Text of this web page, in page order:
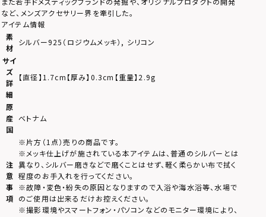
など、メンズアクセサリー界を牽引した。
アイテム情報
素
材
シルバー925（ロジウムメッキ）, シリコン
サイ
ズ
詳
細
【直径】1.7cm【厚み】0.3cm【重量】2.9g
原
産
国
ベトナム
注
意
事
項
※片方（1点）売りの商品です。
※メッキ仕上げが施されている本アイテムは、普通のシルバーとは
異なり、シルバー磨きなどで磨くことはせず、軽く柔らかい布で拭く
程度のお手入れを行ってください。
※故障・変色・紛失の原因となりますので入浴や海水浴等、水場で
のご使用は出来るだけお控えください。
※撮影環境やスマートフォン・パソコンなどのモニター環境により、